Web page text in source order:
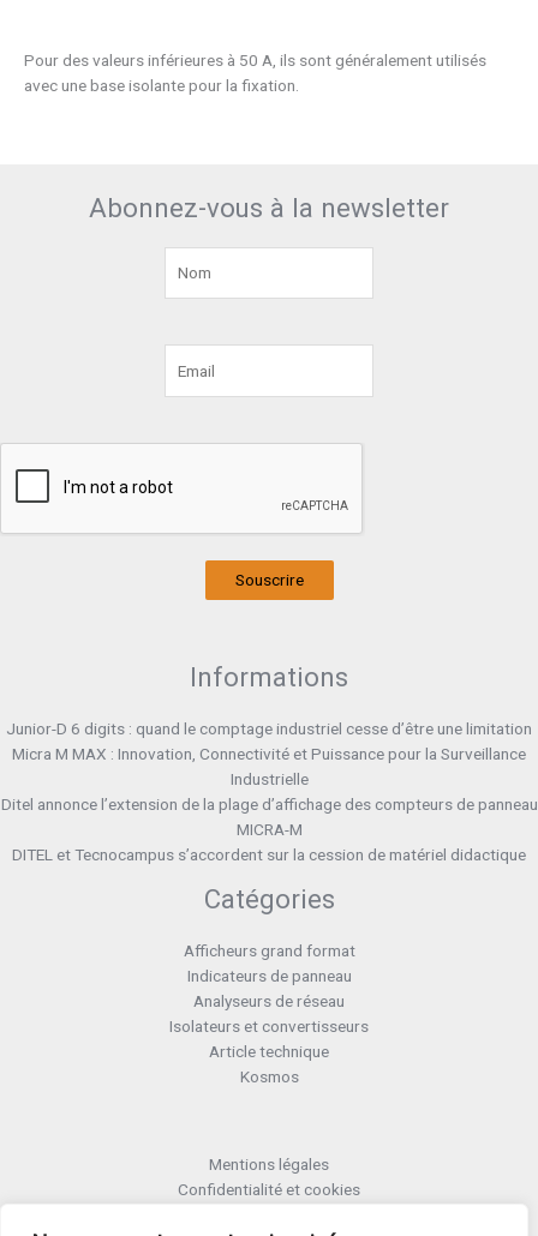
Pour des valeurs inférieures à 50 A, ils sont généralement utilisés
avec une base isolante pour la fixation.
Abonnez-vous à la newsletter
Souscrire
Informations
Junior-D 6 digits : quand le comptage industriel cesse d’être une limitation
Micra M MAX : Innovation, Connectivité et Puissance pour la Surveillance
Industrielle
Ditel annonce l’extension de la plage d’affichage des compteurs de panneau
MICRA-M
DITEL et Tecnocampus s’accordent sur la cession de matériel didactique
Catégories
Afficheurs grand format
Indicateurs de panneau
Analyseurs de réseau
Isolateurs et convertisseurs
Article technique
Kosmos
Mentions légales
Confidentialité et cookies